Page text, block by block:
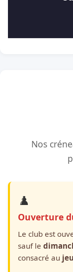
Nos
♟️
Ouverture
Le club est
sauf le
consacré au